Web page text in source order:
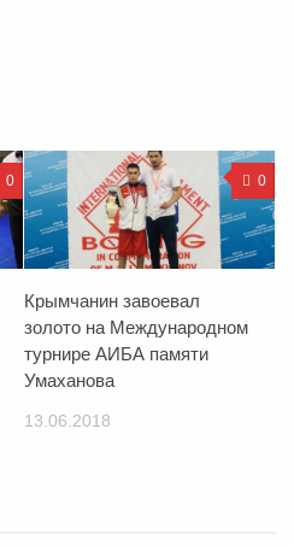
0 0
Крымчанин завоевал
золото на Международном
турнире АИБА памяти
Умаханова
13.06.2018